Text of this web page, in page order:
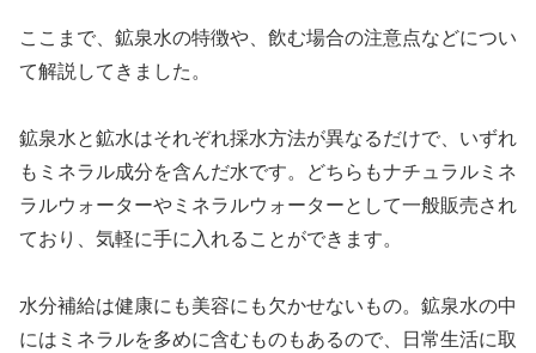
ここまで、鉱泉水の特徴や、飲む場合の注意点などについ
て解説してきました。
鉱泉水と鉱水はそれぞれ採水方法が異なるだけで、いずれ
もミネラル成分を含んだ水です。どちらもナチュラルミネ
ラルウォーターやミネラルウォーターとして一般販売され
ており、気軽に手に入れることができます。
水分補給は健康にも美容にも欠かせないもの。鉱泉水の中
にはミネラルを多めに含むものもあるので、日常生活に取